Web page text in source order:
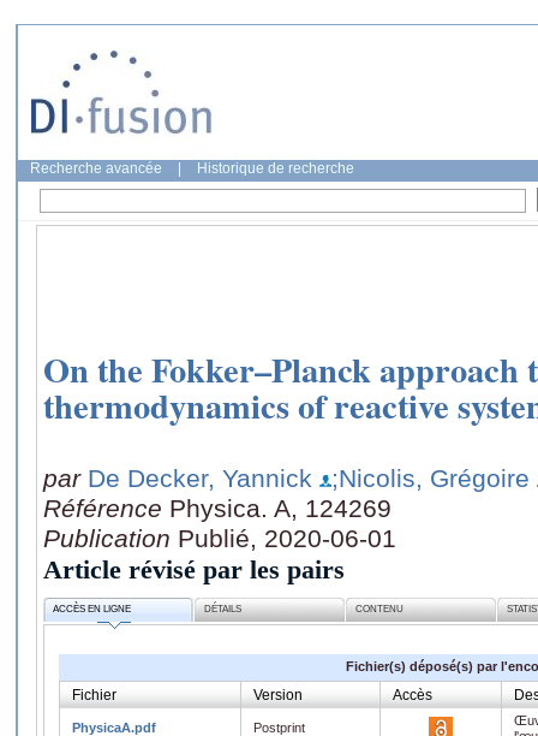
Recherche avancée Historique de recherche
On the Fokker–Planck approach
thermodynamics of reactive
par De Decker, Yannick
;Nicolis, Grégoire
Référence Physica. A, 124269
Publication Publié, 2020-06-01
Article révisé par les pairs
ACCÈS EN LIGNE DÉTAILS CONTENU
Fichier(s) déposé(s) par
Fichier Version Accès
PhysicaA.pdf Postprint